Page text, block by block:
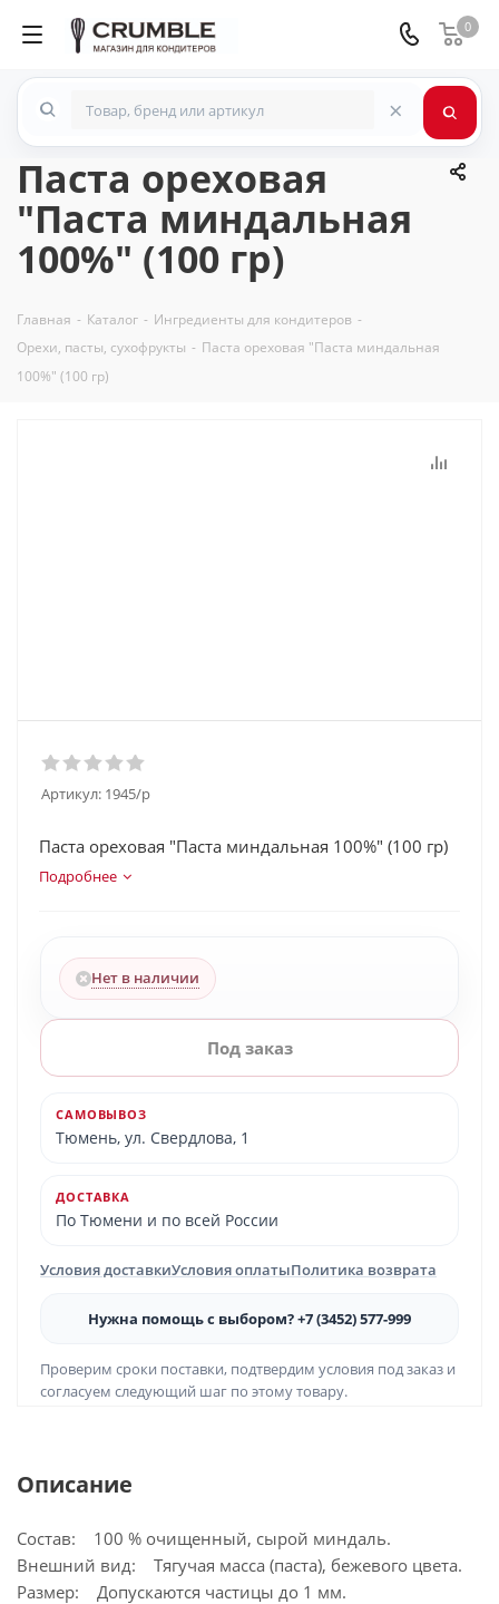
0
×
Паста ореховая
"Паста миндальная
100%" (100 гр)
Главная - Каталог - Ингредиенты для кондитеров -
Орехи, пасты, сухофрукты - Паста ореховая "Паста миндальная
100%" (100 гр)
Артикул: 1945/p
Паста ореховая "Паста миндальная 100%" (100 гр)
Подробнее
Нет в наличии
Под заказ
САМОВЫВОЗ
Тюмень, ул. Свердлова, 1
ДОСТАВКА
По Тюмени и по всей России
Условия доставкиУсловия оплатыПолитика возврата
Нужна помощь с выбором? +7 (3452) 577-999
Проверим сроки поставки, подтвердим условия под заказ и
согласуем следующий шаг по этому товару.
Описание
Состав: 100 % очищенный, сырой миндаль.
Внешний вид: Тягучая масса (паста), бежевого цвета.
Размер: Допускаются частицы до 1 мм.